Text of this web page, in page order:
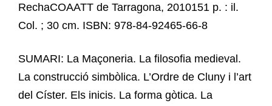
RechaCOAATT de Tarragona, 2010151 p. : il.
Col. ; 30 cm. ISBN: 978-84-92465-66-8
SUMARI: La Maçoneria. La filosofia medieval.
La construcció simbòlica. L’Ordre de Cluny i l’art
del Císter. Els inicis. La forma gòtica. La